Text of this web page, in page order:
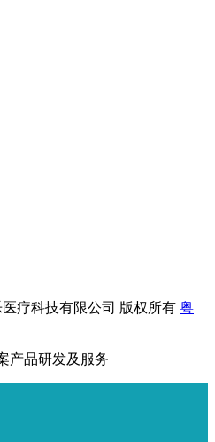
疗科技有限公司 版权所有 粤
产品研发及服务